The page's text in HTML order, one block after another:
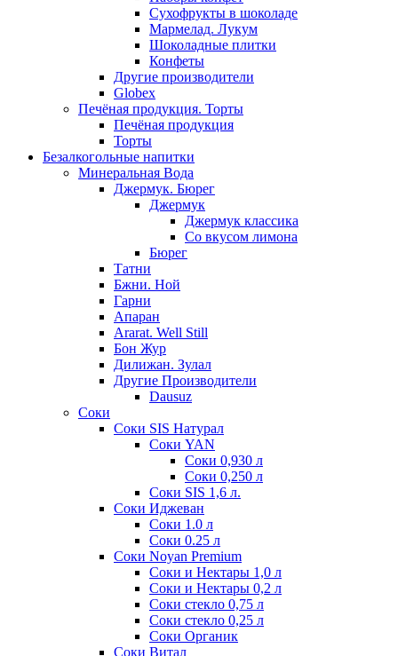
Сухофрукты в шоколаде
Мармелад. Лукум
Шоколадные плитки
Конфеты
Другие производители
Globex
Печёная продукция. Торты
Печёная продукция
Торты
Безалкогольные напитки
Минеральная Вода
Джермук. Бюрег
Джермук
Джермук классика
Со вкусом лимона
Бюрег
Татни
Бжни. Ной
Гарни
Апаран
Ararat. Well Still
Бон Жур
Дилижан. Зулал
Другие Производители
Dausuz
Соки
Соки SIS Натурал
Соки YAN
Соки 0,930 л
Соки 0,250 л
Соки SIS 1,6 л.
Соки Иджеван
Соки 1.0 л
Соки 0.25 л
Соки Noyan Premium
Соки и Нектары 1,0 л
Соки и Нектары 0,2 л
Соки стекло 0,75 л
Соки стекло 0,25 л
Соки Органик
Соки Витал